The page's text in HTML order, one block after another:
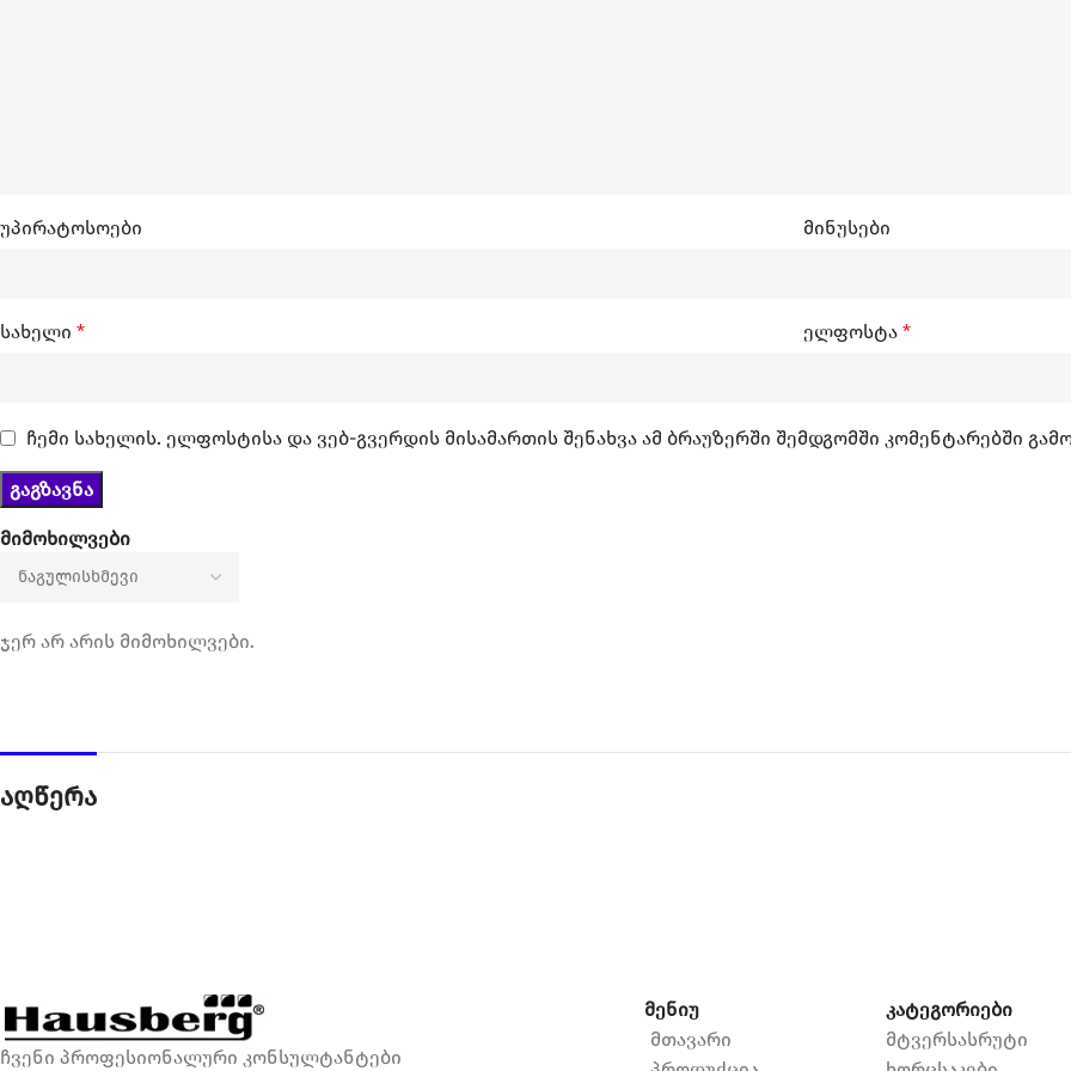
მიმოხილვები
ჯერ არ არის მიმოხილვები.
უპირატოსოები მინუსები
სახელი * ელფოსტა *
ჩემი სახელის. ელფოსტისა და ვებ-გვერდის მისამართის შენახვა ამ ბრაუზერში შემდგომში კომენტარებში
აღწერა
ჩვენი პროფესიონალური კონსულტანტები
მენიუ
მთავარი
კატეგორიები
მტვერსასრუტი